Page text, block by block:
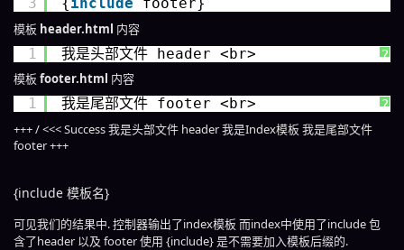
模板 header.html 内容
?
1 我是头部文件 header <br>
模板 footer.html 内容
?
1 我是尾部文件 footer <br>
+++ / <<< Success 我是头部文件 header 我是Index模板 我是尾部文件
footer +++
{include 模板名}
可见我们的结果中. 控制器输出了index模板 而index中使用了include 包
含了header 以及 footer 使用 {include} 是不需要加入模板后缀的.